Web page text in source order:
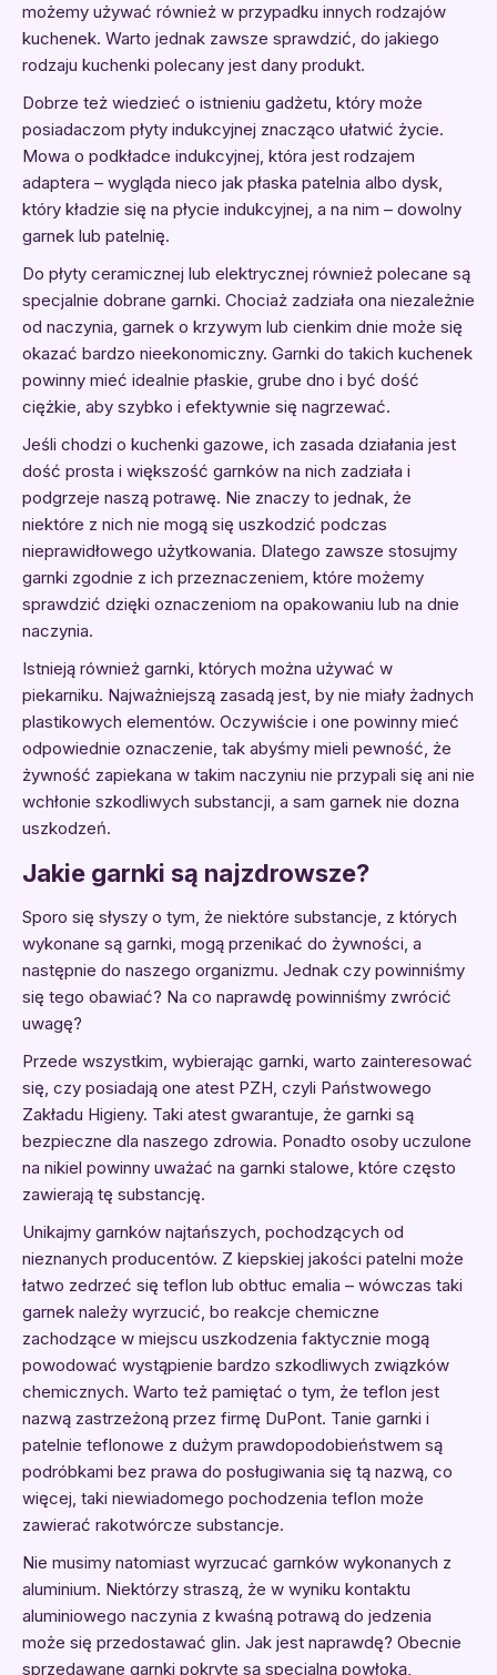
możemy używać również w przypadku innych rodzajów
kuchenek. Warto jednak zawsze sprawdzić, do jakiego
rodzaju kuchenki polecany jest dany produkt.
Dobrze też wiedzieć o istnieniu gadżetu, który może
posiadaczom płyty indukcyjnej znacząco ułatwić życie.
Mowa o podkładce indukcyjnej, która jest rodzajem
adaptera – wygląda nieco jak płaska patelnia albo dysk,
który kładzie się na płycie indukcyjnej, a na nim – dowolny
garnek lub patelnię.
Do płyty ceramicznej lub elektrycznej również polecane są
specjalnie dobrane garnki. Chociaż zadziała ona niezależnie
od naczynia, garnek o krzywym lub cienkim dnie może się
okazać bardzo nieekonomiczny. Garnki do takich kuchenek
powinny mieć idealnie płaskie, grube dno i być dość
ciężkie, aby szybko i efektywnie się nagrzewać.
Jeśli chodzi o kuchenki gazowe, ich zasada działania jest
dość prosta i większość garnków na nich zadziała i
podgrzeje naszą potrawę. Nie znaczy to jednak, że
niektóre z nich nie mogą się uszkodzić podczas
nieprawidłowego użytkowania. Dlatego zawsze stosujmy
garnki zgodnie z ich przeznaczeniem, które możemy
sprawdzić dzięki oznaczeniom na opakowaniu lub na dnie
naczynia.
Istnieją również garnki, których można używać w
piekarniku. Najważniejszą zasadą jest, by nie miały żadnych
plastikowych elementów. Oczywiście i one powinny mieć
odpowiednie oznaczenie, tak abyśmy mieli pewność, że
żywność zapiekana w takim naczyniu nie przypali się ani nie
wchłonie szkodliwych substancji, a sam garnek nie dozna
uszkodzeń.
Jakie garnki są najzdrowsze?
Sporo się słyszy o tym, że niektóre substancje, z których
wykonane są garnki, mogą przenikać do żywności, a
następnie do naszego organizmu. Jednak czy powinniśmy
się tego obawiać? Na co naprawdę powinniśmy zwrócić
uwagę?
Przede wszystkim, wybierając garnki, warto zainteresować
się, czy posiadają one atest PZH, czyli Państwowego
Zakładu Higieny. Taki atest gwarantuje, że garnki są
bezpieczne dla naszego zdrowia. Ponadto osoby uczulone
na nikiel powinny uważać na garnki stalowe, które często
zawierają tę substancję.
Unikajmy garnków najtańszych, pochodzących od
nieznanych producentów. Z kiepskiej jakości patelni może
łatwo zedrzeć się teflon lub obtłuc emalia – wówczas taki
garnek należy wyrzucić, bo reakcje chemiczne
zachodzące w miejscu uszkodzenia faktycznie mogą
powodować wystąpienie bardzo szkodliwych związków
chemicznych. Warto też pamiętać o tym, że teflon jest
nazwą zastrzeżoną przez firmę DuPont. Tanie garnki i
patelnie teflonowe z dużym prawdopodobieństwem są
podróbkami bez prawa do posługiwania się tą nazwą, co
więcej, taki niewiadomego pochodzenia teflon może
zawierać rakotwórcze substancje.
Nie musimy natomiast wyrzucać garnków wykonanych z
aluminium. Niektórzy straszą, że w wyniku kontaktu
aluminiowego naczynia z kwaśną potrawą do jedzenia
może się przedostawać glin. Jak jest naprawdę? Obecnie
sprzedawane garnki pokryte są specjalną powłoką,